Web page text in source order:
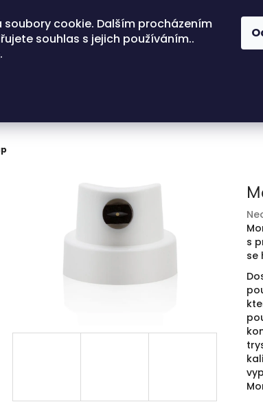
soubory cookie. Dalším procházením
souhlas s jejich používáním..
.
je
z
5
s
se